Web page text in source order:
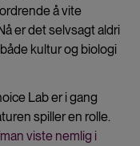
å vite
er det selvsagt aldri
kultur og biologi
Lab er i gang
spiller en rolle.
viste nemlig i